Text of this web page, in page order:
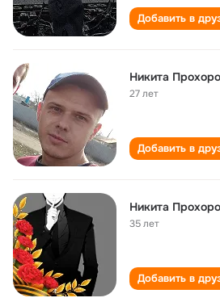
Добавить в
Никита
27 лет
Добавить в
Никита
35 лет
Добавить в